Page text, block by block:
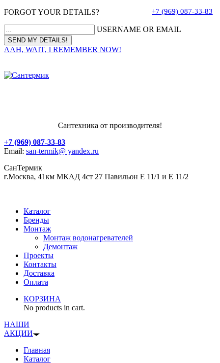
FORGOT YOUR DETAILS?
USERNAME OR EMAIL
AAH, WAIT, I REMEMBER NOW!
+7 (969) 087-33-83
Сантехника от производителя!
+7 (969) 087-33-83
Email: san-termik@ yandex.ru
СанТермик
г.Москва, 41км МКАД 4ст 27 Павильон Е 11/1 и Е 11/2
Каталог
Бренды
Монтаж
Монтаж водонагревателей
Демонтаж
Проекты
Контакты
Доставка
Оплата
КОРЗИНА
No products in cart.
НАШИ
АКЦИИ
Главная
Каталог